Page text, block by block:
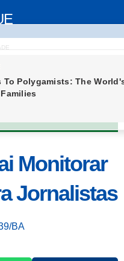
Monitorar
Jornalistas
BA